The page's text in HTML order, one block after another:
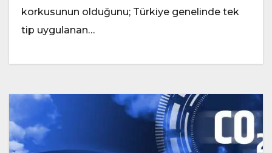
korkusunun olduğunu; Türkiye genelinde tek
tip uygulanan…